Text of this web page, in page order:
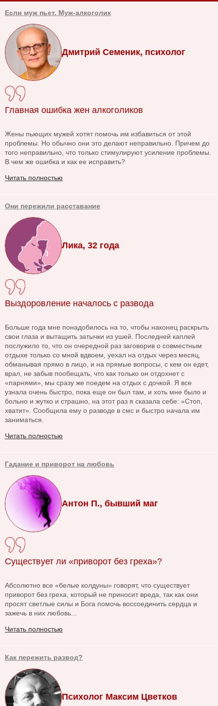
Если муж пьет. Муж-алкоголик
Дмитрий Семеник, психолог
Главная ошибка жен алкоголиков
Жены пьющих мужей хотят помочь им избавиться от этой
проблемы. Но обычно они это делают неправильно. Причем до
того неправильно, что только стимулируют усиление проблемы.
В чем же ошибка и как ее исправить?
Читать полностью
Они пережили расставание
Лика, 32 года
Выздоровление началось с развода
Больше года мне понадобилось на то, чтобы наконец раскрыть
свои глаза и вытащить затычки из ушей. Последней каплей
послужило то, что он очередной раз заговорив о совместным
отдыхе только со мной вдвоем, уехал на отдых через месяц,
обманывая прямо в лицо, и на прямые вопросы, с кем он едет,
врал, не забыв пообещать, что как только он отдохнет с
«парнями», мы сразу же поедем на отдых с дочкой. Я все
узнала очень быстро, пока еще он был там, и хоть мне было и
больно и жутко и страшно, на этот раз я сказала себе: «Стоп,
хватит». Сообщила ему о разводе в смс и быстро начала им
заниматься.
Читать полностью
Гадание и приворот на любовь
Антон П., бывший маг
Существует ли «приворот без греха»?
Абсолютно все «белые колдуны» говорят, что существует
приворот без греха, который не приносит вреда, так как они
просят светлые силы и Бога помочь воссоединить сердца и
зажечь в них любовь...
Читать полностью
Как пережить развод?
Психолог Максим Цветков